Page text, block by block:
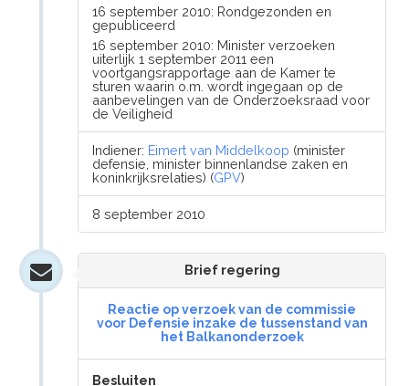
16 september 2010: Rondgezonden en
gepubliceerd
16 september 2010: Minister verzoeken
uiterlijk 1 september 2011 een
voortgangsrapportage aan de Kamer te
sturen waarin o.m. wordt ingegaan op de
aanbevelingen van de Onderzoeksraad voor
de Veiligheid
Indiener: Eimert van Middelkoop (minister
defensie, minister binnenlandse zaken en
koninkrijksrelaties) (GPV)
8 september 2010
Brief regering
Reactie op verzoek van de commissie
voor Defensie inzake de tussenstand van
het Balkanonderzoek
Besluiten